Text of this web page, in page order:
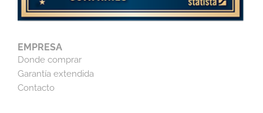
EMPRESA
Donde comprar
Garantía extendida
Contacto